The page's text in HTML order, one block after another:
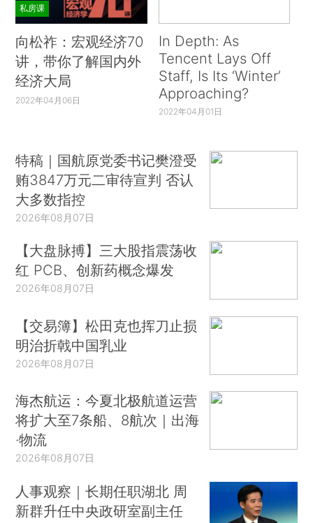
私房课
向松祚：宏观经济70
讲，带你了解国内外
经济大局
2022年04月06日
In Depth: As
Tencent Lays Off
Staff, Is Its ‘Winter’
Approaching?
2022年04月01日
特稿｜国航原党委书记樊澄受
贿3847万元二审待宣判 否认
大多数指控
2026年08月07日
【大盘脉搏】三大股指震荡收
红 PCB、创新药概念爆发
2026年08月07日
【交易簿】松田克也挥刀止损
明治折戟中国乳业
2026年08月07日
海杰航运：今夏北极航道运营
将扩大至7条船、8航次｜出海
·物流
2026年08月07日
人事观察｜长期任职湖北 周
新群升任中央政研室副主任